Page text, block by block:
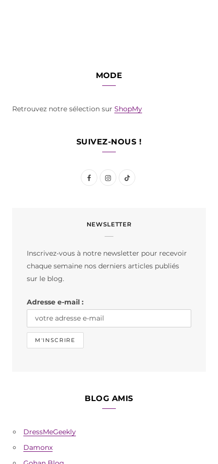
MODE
Retrouvez notre sélection sur ShopMy
SUIVEZ-NOUS !
F
e
I
t
m
T
T
NEWSLETTER
Inscrivez-vous à notre newsletter pour recevoir
chaque semaine nos derniers articles publiés
sur le blog.
Adresse e-mail :
BLOG AMIS
DressMeGeekly
Damonx